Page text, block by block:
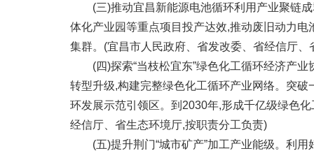
(三)推动宜昌新能源电池循环利用产业聚链成
体化产业园等重点项目投产达效,推动废旧动力
集群。(宜昌市人民政府、省发改委、省经信厅
(四)探索“当枝松宜东”绿色化工循环经济产业
转型升级,构建完整绿色化工循环产业网络。突
环发展示范引领区。到2030年,形成千亿级绿色
经信厅、省生态环境厅,按职责分工负责)
(五)提升荆门“城市矿产”加工产业能级。利用